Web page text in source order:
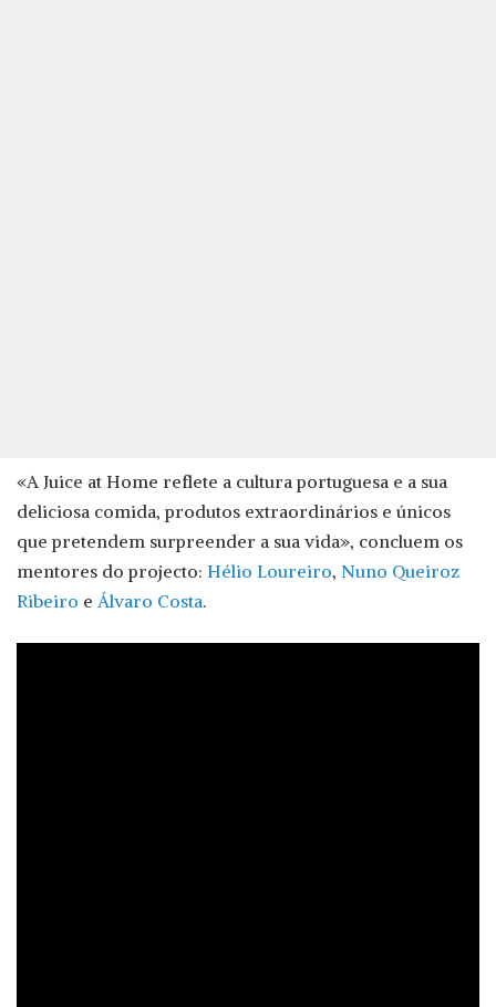
«A Juice at Home reflete a cultura portuguesa e a sua
deliciosa comida, produtos extraordinários e únicos
que pretendem surpreender a sua vida», concluem os
mentores do projecto: Hélio Loureiro, Nuno Queiroz
Ribeiro e Álvaro Costa.